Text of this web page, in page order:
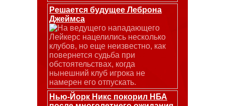
Решается будущее Леброна
Джеймса
На ведущего нападающего
Лейкерс нацелились несколько
клубов, но еще неизвестно, как
повернется судьба при
обстоятельствах, когда
нынешний клуб игрока не
намерен его отпускать.
Нью-Йорк Никс покорил НБА